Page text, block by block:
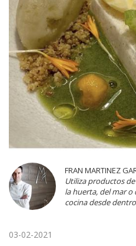
FRAN MARTINEZ
Utiliza productos
la huerta, del mar o
cocina desde dentro
03-02-2021